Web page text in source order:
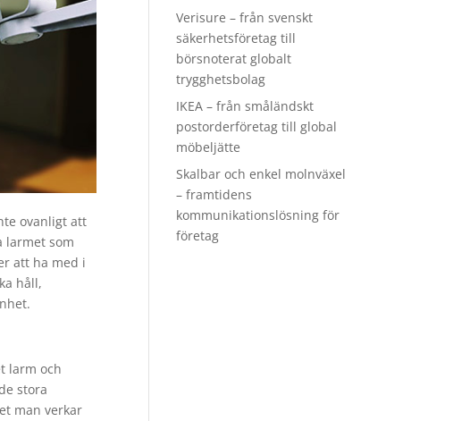
ovanligt att
larmet som
att ha med i
håll,
larm och
stora
man verkar
Verisure – från svenskt
säkerhetsföretag till
börsnoterat globalt
trygghetsbolag
IKEA – från småländskt
postorderföretag till global
möbeljätte
Skalbar och enkel molnväxel
– framtidens
kommunikationslösning för
företag